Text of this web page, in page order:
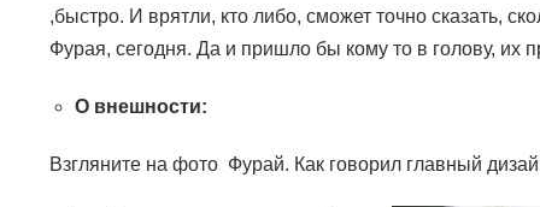
,быстро. И врятли, кто либо, сможет точно сказать,
Фурая, сегодня. Да и пришло бы кому то в голову, их
О внешности:
Взгляните на фото Фурай. Как говорил главный